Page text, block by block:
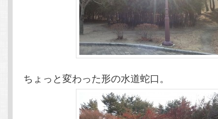
ちょっと変わった形の水道蛇口。